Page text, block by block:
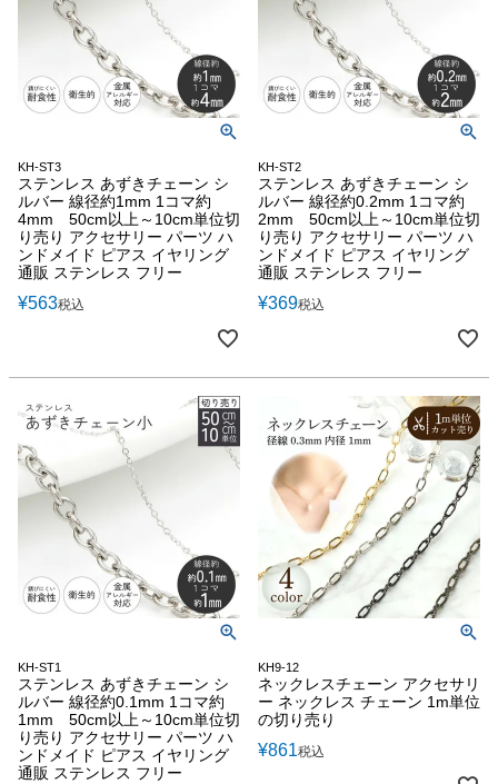
KH-ST3
ステンレス あずきチェーン シ
ルバー 線径約1mm 1コマ約
4mm 50cm以上～10cm単位切
り売り アクセサリー パーツ ハ
ンドメイド ピアス イヤリング
通販 ステンレス フリー
¥563税込
KH-ST2
ステンレス あずきチェーン シ
ルバー 線径約0.2mm 1コマ約
2mm 50cm以上～10cm単位切
り売り アクセサリー パーツ ハ
ンドメイド ピアス イヤリング
通販 ステンレス フリー
¥369税込
KH-ST1
ステンレス あずきチェーン シ
ルバー 線径約0.1mm 1コマ約
1mm 50cm以上～10cm単位切
り売り アクセサリー パーツ ハ
ンドメイド ピアス イヤリング
通販 ステンレス フリー
KH9-12
ネックレスチェーン アクセサリ
ー ネックレス チェーン 1m単位
の切り売り
¥861税込